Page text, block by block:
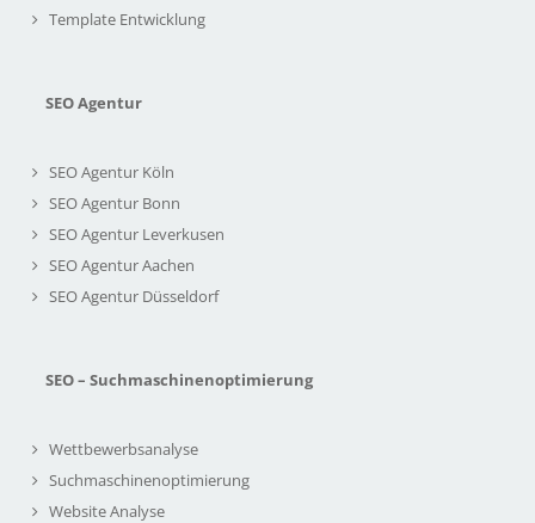
Template Entwicklung
SEO Agentur
SEO Agentur Köln
SEO Agentur Bonn
SEO Agentur Leverkusen
SEO Agentur Aachen
SEO Agentur Düsseldorf
SEO – Suchmaschinenoptimierung
Wettbewerbsanalyse
Suchmaschinenoptimierung
Website Analyse